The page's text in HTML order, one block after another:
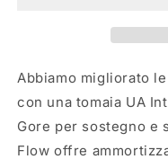
102
102
Abbiamo migliorato
con una tomaia UA
Gore per sostegno e
Flow offre